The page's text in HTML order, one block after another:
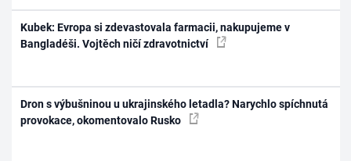
Kubek: Evropa si zdevastovala farmacii, nakupujeme v
Bangladéši. Vojtěch ničí zdravotnictví
Dron s výbušninou u ukrajinského letadla? Narychlo spíchnutá
provokace, okomentovalo Rusko